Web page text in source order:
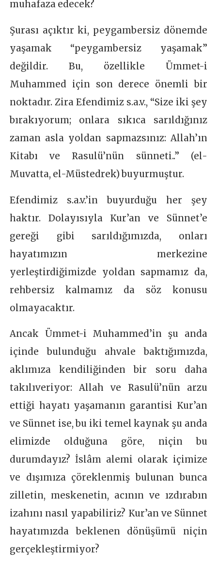
muhafaza edecek?
Şurası açıktır ki, peygambersiz dönemde
yaşamak “peygambersiz yaşamak”
değildir. Bu, özellikle Ümmet-i
Muhammed için son derece önemli bir
noktadır. Zira Efendimiz s.a.v., “Size iki şey
bırakıyorum; onlara sıkıca sarıldığınız
zaman asla yoldan sapmazsınız: Allah’ın
Kitabı ve Rasulü’nün sünneti..” (el-
Muvatta, el-Müstedrek) buyurmuştur.
Efendimiz s.a.v.’in buyurduğu her şey
haktır. Dolayısıyla Kur’an ve Sünnet’e
gereği gibi sarıldığımızda, onları
hayatımızın merkezine
yerleştirdiğimizde yoldan sapmamız da,
rehbersiz kalmamız da söz konusu
olmayacaktır.
Ancak Ümmet-i Muhammed’in şu anda
içinde bulunduğu ahvale baktığımızda,
aklımıza kendiliğinden bir soru daha
takılıveriyor: Allah ve Rasulü’nün arzu
ettiği hayatı yaşamanın garantisi Kur’an
ve Sünnet ise, bu iki temel kaynak şu anda
elimizde olduğuna göre, niçin bu
durumdayız? İslâm alemi olarak içimize
ve dışımıza çöreklenmiş bulunan bunca
zilletin, meskenetin, acının ve ızdırabın
izahını nasıl yapabiliriz? Kur’an ve Sünnet
hayatımızda beklenen dönüşümü niçin
gerçekleştirmiyor?